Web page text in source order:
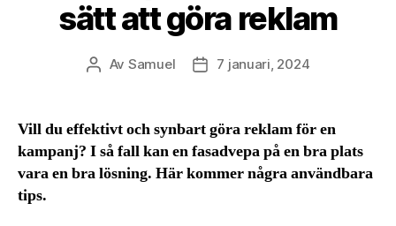
sätt att göra reklam
Inläggsförfattare
Av Samuel Inläggsdatum
7 januari, 2024
Vill du effektivt och synbart göra reklam för en
kampanj? I så fall kan en fasadvepa på en bra plats
vara en bra lösning. Här kommer några användbara
tips.